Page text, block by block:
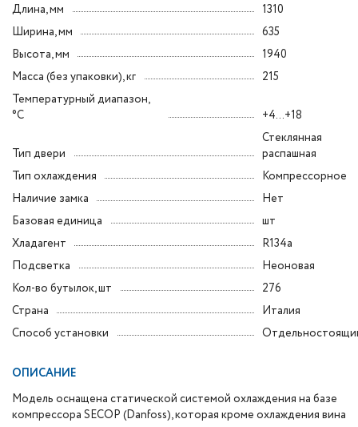
Длина, мм
1310
Ширина, мм
635
Высота, мм
1940
Масса (без упаковки), кг
215
Температурный диапазон,
°C
+4...+18
Тип двери
Стеклянная
распашная
Тип охлаждения
Компрессорное
Наличие замка
Нет
Базовая единица
шт
Хладагент
R134a
Подсветка
Неоновая
Кол-во бутылок, шт
276
Страна
Италия
Способ установки
ОПИСАНИЕ
Модель оснащена статической системой охлаждения на базе
компрессора SECOP (Danfoss), которая кроме охлаждения вина